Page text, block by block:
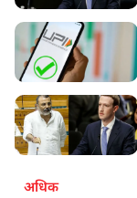
अधिक